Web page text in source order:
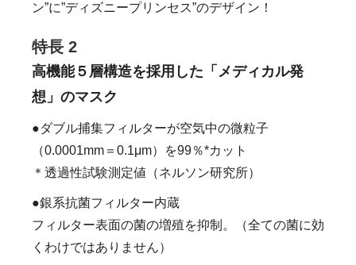
ン”に”ディズニープリンセス”のデザイン！
特長 2
高機能５層構造を採用した「メディカル発
想」のマスク
●ダブル捕集フィルターが空気中の微粒子
（0.0001mm＝0.1μm）を99％*カット
＊透過性試験測定値（ネルソン研究所）
●銀系抗菌フィルター内蔵
フィルター表面の菌の増殖を抑制。（全ての菌に効
くわけではありません）